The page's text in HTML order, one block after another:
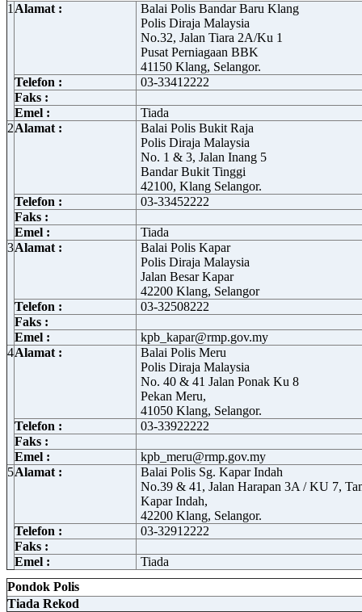
1 Alamat :
Balai Polis Bandar Baru Klang
Polis Diraja Malaysia
No.32, Jalan Tiara 2A/Ku 1
Pusat Perniagaan BBK
41150 Klang, Selangor.
Telefon :
03-33412222
Faks :
Emel :
Tiada
2Alamat :
Balai Polis Bukit Raja
Polis Diraja Malaysia
No. 1 & 3, Jalan Inang 5
Bandar Bukit Tinggi
42100, Klang Selangor.
Telefon :
03-33452222
Faks :
Emel :
Tiada
3Alamat :
Balai Polis Kapar
Polis Diraja Malaysia
Jalan Besar Kapar
42200 Klang, Selangor
Telefon :
03-32508222
Faks :
Emel :
kpb_kapar@rmp.gov.my
4Alamat :
Balai Polis Meru
Polis Diraja Malaysia
No. 40 & 41 Jalan Ponak Ku 8
Pekan Meru,
41050 Klang, Selangor.
Telefon :
03-33922222
Faks :
Emel :
kpb_meru@rmp.gov.my
5Alamat :
Balai Polis Sg. Kapar Indah
No.39 & 41, Jalan Harapan 3A / KU 7,
Kapar Indah,
42200 Klang, Selangor.
Telefon :
03-32912222
Faks :
Emel :
Tiada
Pondok Polis
Tiada Rekod